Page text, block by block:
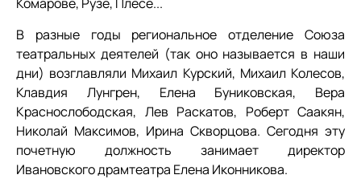
В разные годы региональное отделение Союза
театральных деятелей (так оно называется в наши
дни) возглавляли Михаил Курский, Михаил Колесов,
Клавдия Лунгрен, Елена Буниковская, Вера
Краснослободская, Лев Раскатов, Роберт Саакян,
Николай Максимов, Ирина Скворцова. Сегодня эту
почетную должность занимает директор
Ивановского драмтеатра Елена Иконникова.